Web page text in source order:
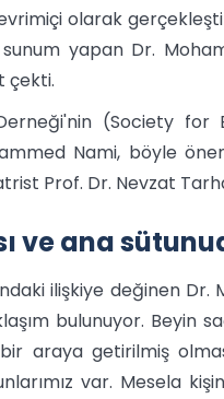
olarak
yapan Dr.
çekti.
(Society
Nami, böyle
Prof. Dr. Nevzat
ve ana
ilişkiye değinen
bulunuyor. Beyin
bir araya getirilmiş
var. Mesela